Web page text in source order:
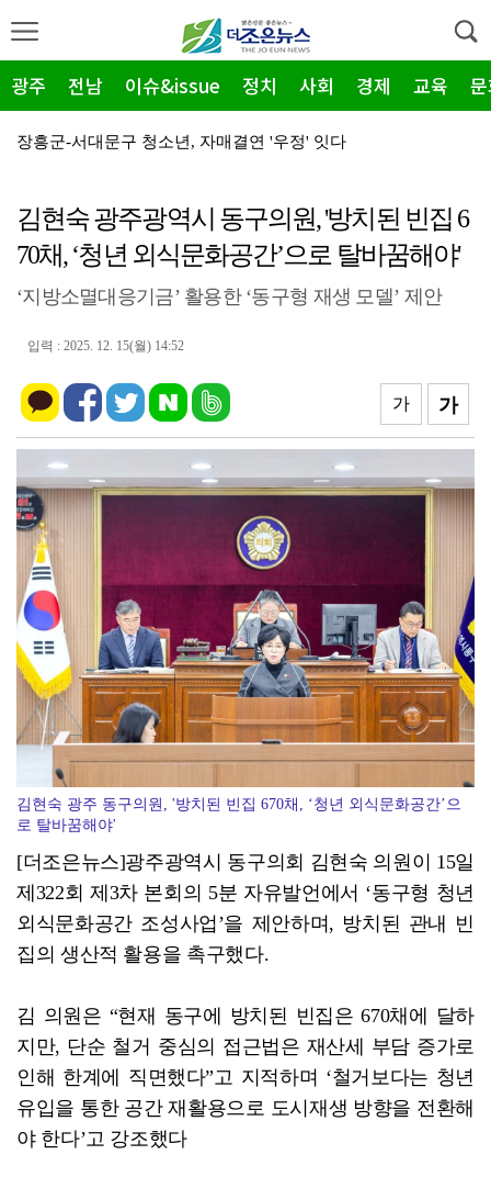
광주 전남 이슈&issue 정치 사회 경제 교육
장흥군-서대문구 청소년, 자매결연 '우정' 잇다
장흥군, 폭염·가뭄 '긴급 대책회의' 개최... "피해…
광주지방보훈청, 백범 김구 150주년: 청렴·적극행정 …
전남광주특별시, 해남 '400MW 태양광' 착공…SK하…
전남광주특별시 '폭염 비상', 온열질환 고위험군 특별 …
(재)전라남도청소년미래재단, 아동·청소년 범죄예방 캠페…
영암 가뭄 '비상'… 서삼석 농해수위원장, 현장 점검
광양시 광영도서관, "AI 작가" 길 위의 인문학
김현숙 광주광역시 동구의원, '방치된 빈집 6
70채, ‘청년 외식문화공간’으로 탈바꿈해야'
‘지방소멸대응기금’ 활용한 ‘동구형 재생 모델’ 제안
입력 : 2025. 12. 15(월) 14:52
가
가
김현숙 광주 동구의원, '방치된 빈집 670채, ‘청년 외식문화공간’으
로 탈바꿈해야'
[더조은뉴스]광주광역시 동구의회 김현숙 의원이 15일
제322회 제3차 본회의 5분 자유발언에서 ‘동구형 청년
외식문화공간 조성사업’을 제안하며, 방치된 관내 빈
집의 생산적 활용을 촉구했다.
김 의원은 “현재 동구에 방치된 빈집은 670채에 달하
지만, 단순 철거 중심의 접근법은 재산세 부담 증가로
인해 한계에 직면했다”고 지적하며 ‘철거보다는 청년
유입을 통한 공간 재활용으로 도시재생 방향을 전환해
야 한다’고 강조했다